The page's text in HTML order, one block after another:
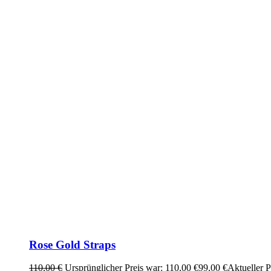
Rose Gold Straps
110,00€ Ursprünglicher Preis war: 110,00 €99,00 €Aktueller